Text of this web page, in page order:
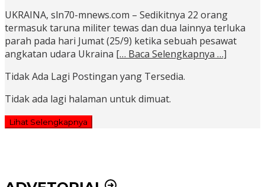
UKRAINA, sln70-mnews.com – Sedikitnya 22 orang
termasuk taruna militer tewas dan dua lainnya terluka
parah pada hari Jumat (25/9) ketika sebuah pesawat
angkatan udara Ukraina [… Baca Selengkapnya …]
Tidak Ada Lagi Postingan yang Tersedia.
Tidak ada lagi halaman untuk dimuat.
Lihat Selengkapnya